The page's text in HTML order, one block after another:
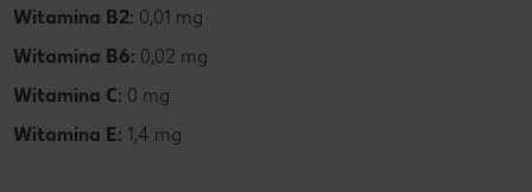
Witamina B2: 0,01 mg
Witamina B6: 0,02 mg
Witamina C: 0 mg
Witamina E: 1,4 mg